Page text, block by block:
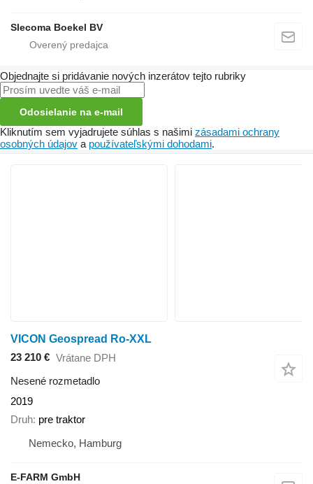
Slecoma Boekel BV
Objednajte si pridávanie nových inzerátov tejto rubriky
Odosielanie na e-mail
Kliknutím sem vyjadrujete súhlas s našimi zásadami ochrany
osobných údajov a používateľskými dohodami.
VICON Geospread Ro-XXL
23 210 € Vrátane DPH
Nesené rozmetadlo
2019
Druh pre traktor
Nemecko, Hamburg
E-FARM GmbH